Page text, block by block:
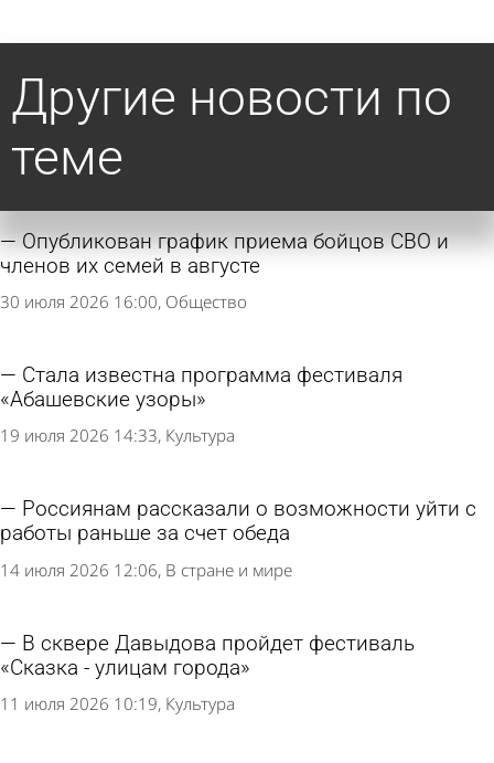
Другие новости по
теме
Опубликован график приема бойцов СВО и
членов их семей в августе
30 июля 2026 16:00 Общество
Стала известна программа фестиваля
«Абашевские узоры»
19 июля 2026 14:33 Культура
Россиянам рассказали о возможности уйти с
работы раньше за счет обеда
14 июля 2026 12:06 В стране и мире
В сквере Давыдова пройдет фестиваль
«Сказка - улицам города»
11 июля 2026 10:19 Культура